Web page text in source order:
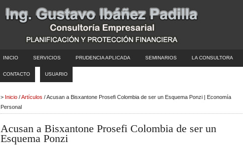
INICIO SERVICIOS PRUDENCIA APLICADA SEMINARIOS LA CONSULTORA
CONTACTO USUARIO
> Inicio /Artículos / Acusan a Bisxantone Prosefi Colombia de ser un Esquema Ponzi | Economía
Personal
Acusan a Bisxantone Prosefi Colombia de ser un
Esquema Ponzi